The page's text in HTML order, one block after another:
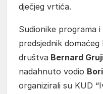
dječjeg vrtića.
Sudionike programa
predsjednik
društva Bernard
nadahnuto vodio
organizirali su KUD